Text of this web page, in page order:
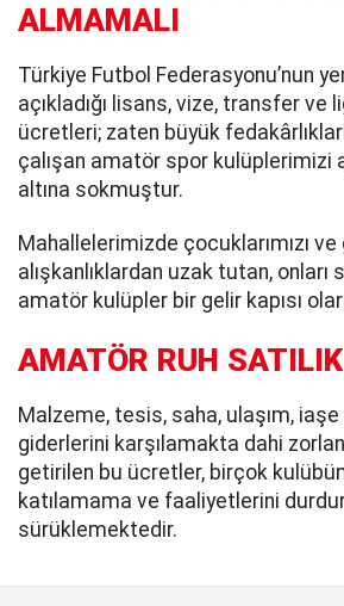
ALMAMALI
Türkiye Futbol Federasyonu’nun
açıkladığı lisans, vize, transfer ve
ücretleri; zaten büyük
çalışan amatör spor kulüplerimizi
altına sokmuştur.
Mahallelerimizde çocuklarımızı
alışkanlıklardan uzak tutan,
amatör kulüpler bir gelir kapısı
AMATÖR RUH
Malzeme, tesis, saha, ulaşım, iaşe
giderlerini karşılamakta dahi
getirilen bu ücretler, birçok
katılamama ve faaliyetlerini
sürüklemektedir.